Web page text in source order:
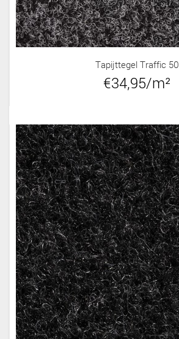
Tapijttegel Traffic 50
€34,95/m²